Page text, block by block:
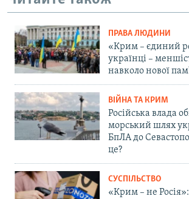
ПРАВА ЛЮДИНИ
«Крим – єдиний
українці –
навколо нової
ВІЙНА ТА КРИМ
Російська влада
морський шлях
БпЛА до
це?
СУСПІЛЬСТВО
«Крим – не